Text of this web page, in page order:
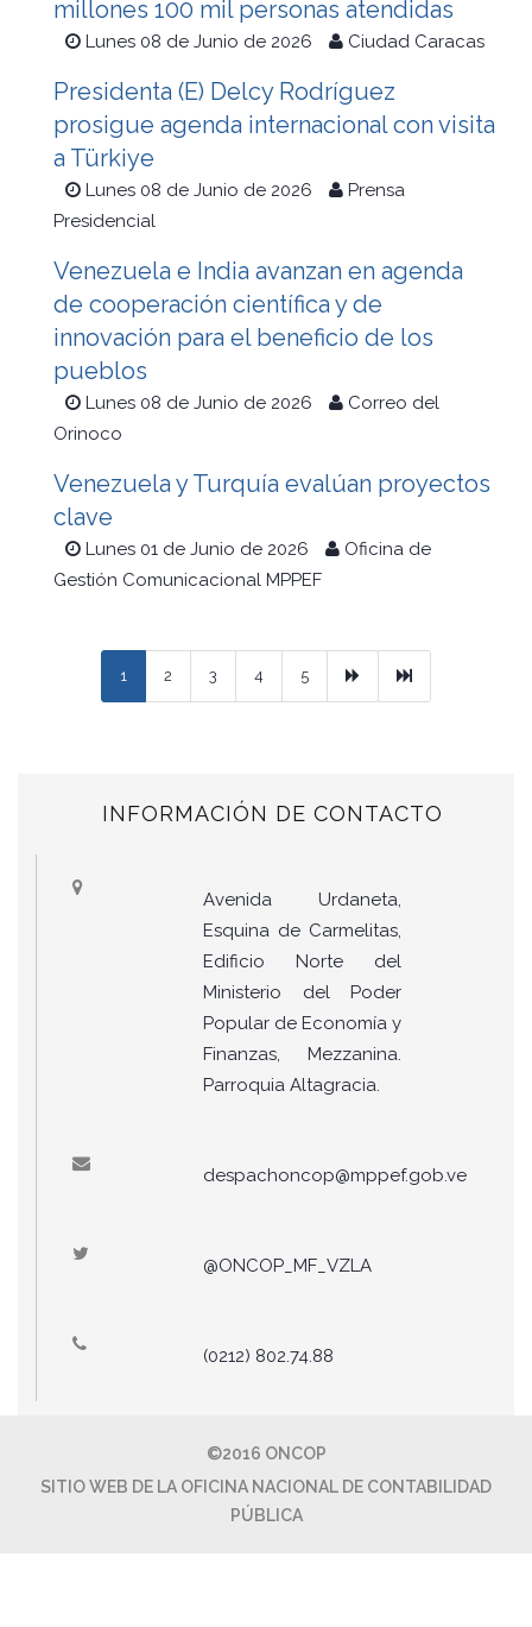
millones 100 mil personas atendidas
Lunes 08 de Junio de 2026 Ciudad Caracas
Presidenta (E) Delcy Rodríguez
prosigue agenda internacional con visita
a Türkiye
Lunes 08 de Junio de 2026
Prensa
Presidencial
Venezuela e India avanzan en agenda
de cooperación científica y de
innovación para el beneficio de los
pueblos
Lunes 08 de Junio de 2026
Correo del
Orinoco
Venezuela y Turquía evalúan proyectos
clave
Lunes 01 de Junio de 2026
Oficina de
Gestión Comunicacional MPPEF
1 2 3 4 5 Ultimo
INFORMACIÓN DE CONTACTO
Avenida Urdaneta,
Esquina de Carmelitas,
Edificio Norte del
Ministerio del Poder
Popular de Economía y
Finanzas, Mezzanina.
Parroquia Altagracia.
despachoncop@mppef.gob.ve
@ONCOP_MF_VZLA
(0212) 802.74.88
©2016 ONCOP
SITIO WEB DE LA OFICINA NACIONAL DE CONTABILIDAD
PÚBLICA